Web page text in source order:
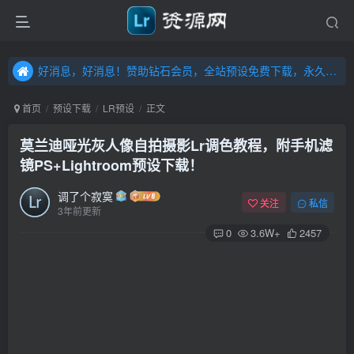
好消息，好消息！赞助钻石会员，全站预设免费下载，永久钻石会员，”送“万元超值资源，内容丰富，容量高达20T，不断更新！点击进入……
好消息，好消息！赞助钻石会员，全站预设免费下载，永久钻石会员，”送“万元超值资源，内容丰富，容量高达20T，不断更新！点击进入……
首页 预设下载 LR预设 正文
莫兰迪哑光灰人像自拍摄影Lr调色教程，附手机滤
镜PS+Lightroom预设下载！
调了个寂寞
3年前更新
关注 私信
0 3.6W+ 2457